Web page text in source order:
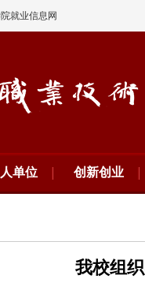
就业信息网
单位 创新创业
我校组